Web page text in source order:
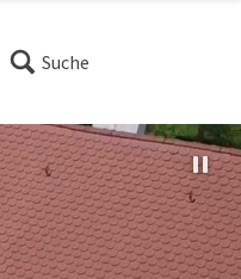
Suche